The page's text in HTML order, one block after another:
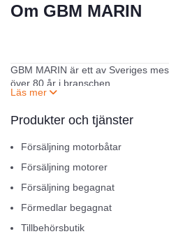
Om GBM MARIN
GBM MARIN är ett av Sveriges
över 80 år i branschen.
Utsedda till
mitt i en av världens mest omtyckta
Båtar & Motorer
Vi är auktoriserade återförsäljare av:
Finnmaster
Husky
Produkter och tjänster
Försäljning motorbåtar
Försäljning motorer
Försäljning begagnat
Förmedlar begagnat
Tillbehörsbutik